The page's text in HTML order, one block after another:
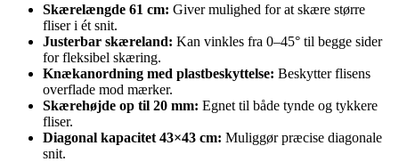
Skærelængde 61 cm: Giver mulighed for at skære større
fliser i ét snit.
Justerbar skæreland: Kan vinkles fra 0–45° til begge sider
for fleksibel skæring.
Knækanordning med plastbeskyttelse: Beskytter flisens
overflade mod mærker.
Skærehøjde op til 20 mm: Egnet til både tynde og tykkere
fliser.
Diagonal kapacitet 43×43 cm: Muliggør præcise diagonale
snit.